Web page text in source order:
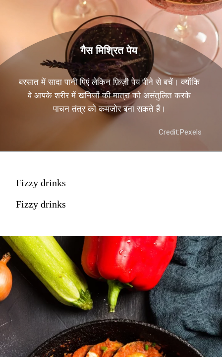
गैस मिश्रित पेय
बरसात में सादा पानी पिएं लेकिन फ़िज़ी पेय पीने से बचें। क्योंकि
वे आपके शरीर में खनिजों की मात्रा को असंतुलित करके
पाचन तंत्र को कमजोर बना सकते हैं।
Credit:Pexels
Fizzy drinks
Fizzy drinks